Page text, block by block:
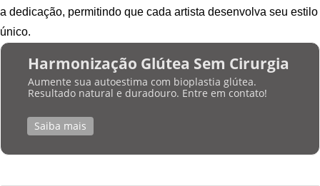
a dedicação, permitindo que cada artista desenvolva seu estilo
único.
Harmonização Glútea Sem Cirurgia
Aumente sua autoestima com bioplastia glútea.
Resultado natural e duradouro. Entre em contato!
Saiba mais